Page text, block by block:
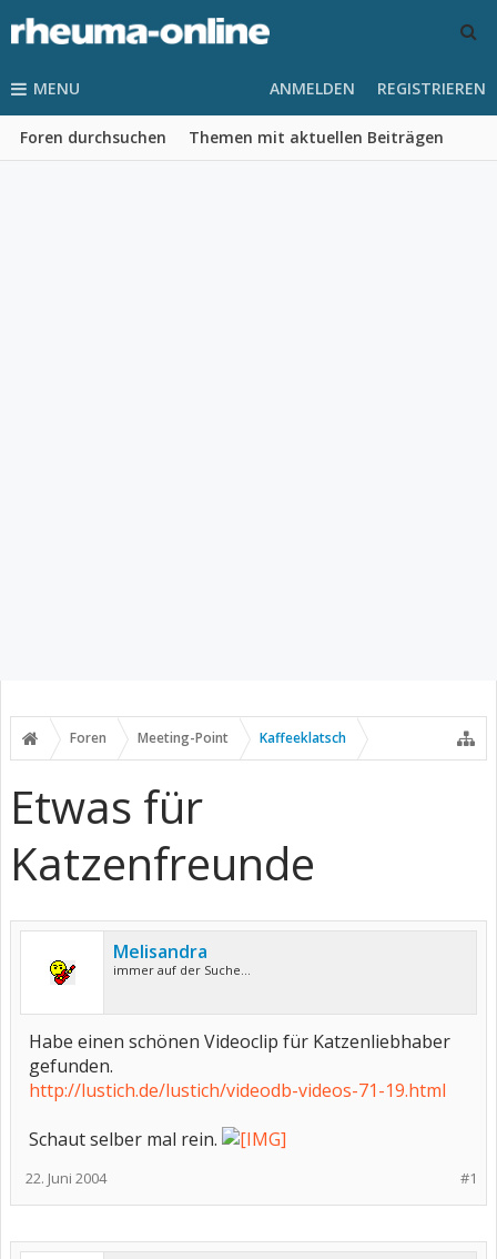
MENU
Foren durchsuchen Themen mit aktuellen Beiträgen
ANMELDEN REGISTRIEREN
Foren Meeting-Point Kaffeeklatsch
Etwas für
Katzenfreunde
Melisandra
immer auf der Suche...
Habe einen schönen Videoclip für Katzenliebhaber
gefunden.
http://lustich.de/lustich/videodb-videos-71-19.html
Schaut selber mal rein.
#1
22. Juni 2004